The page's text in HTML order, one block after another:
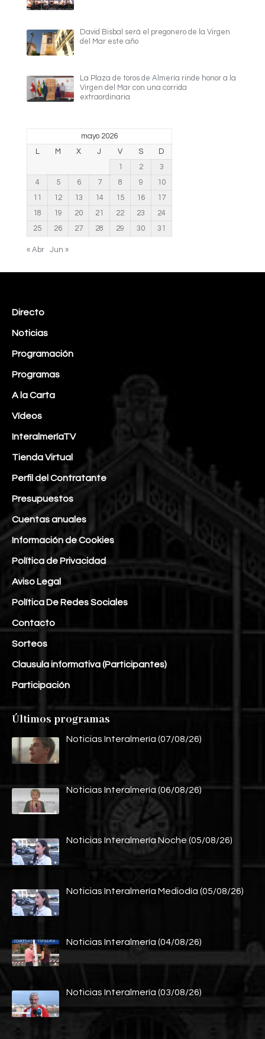
David Bisbal será el pregonero de la Virgen
del Mar este año
La Plaza de toros de Almería rinde honor a la
Virgen del Mar con una corrida
extraordinaria
mayo 2026
L
M X J V S
D
1
2
3
4
5 6 7 8 9
10
11
12 13 14 15 16
17
18
19 20 21 22 23
24
25
26 27 28 29 30 31
« Abr Jun »
Directo
Noticias
Programación
Programas
A la Carta
Vídeos
InteralmeríaTV
Tienda Virtual
Perfil del Contratante
Presupuestos
Cuentas anuales
Información de Cookies
Política de Privacidad
Aviso Legal
Política De Redes Sociales
Contacto
Sorteos
Clausula informativa (Participantes)
Participación
Últimos programas
Noticias Interalmería (07/08/26)
Noticias Interalmería (06/08/26)
Noticias Interalmería Noche (05/08/26)
Noticias Interalmería Mediodía (05/08/26)
Noticias Interalmería (04/08/26)
Noticias Interalmería (03/08/26)